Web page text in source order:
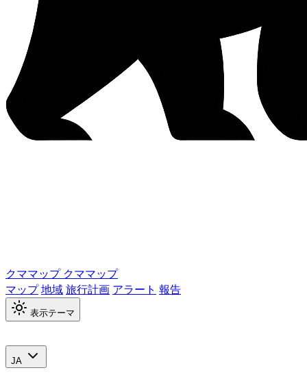
クママップ クママップ
マップ地域旅行計画 アラート 報告
表示テーマ
JA